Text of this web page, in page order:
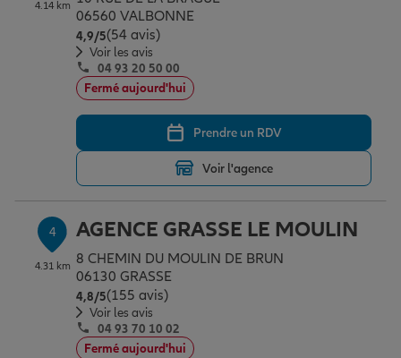
Protection juridique
Retraite
Tous nos devis d'assurance
4.14 km
06560 VALBONNE
4,9/5Note de 4.9 sur 5
(54 avis)
Voir les avis
04 93 20 50 00
Fermé aujourd'hui
Prendre un RDV
Voir l'agence
4
4.31 km
AGENCE GRASSE LE MOULIN
8 CHEMIN DU MOULIN DE BRUN
06130 GRASSE
4,8/5Note de 4.8 sur 5
(155 avis)
Voir les avis
04 93 70 10 02
Fermé aujourd'hui